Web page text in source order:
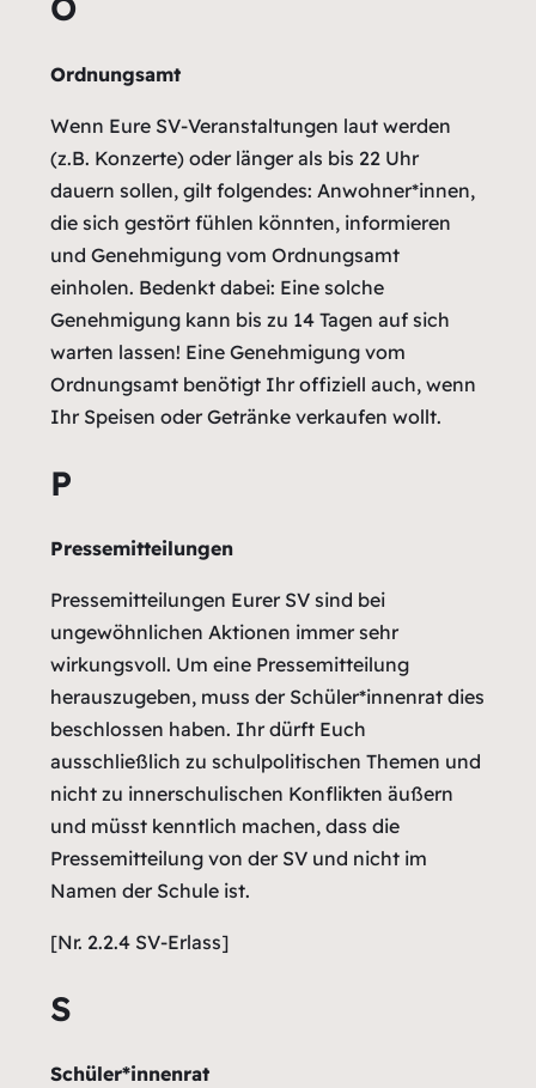
Ordnungsamt
Wenn Eure SV-Veranstaltungen laut werden
(z.B. Konzerte) oder länger als bis 22 Uhr
dauern sollen, gilt folgendes: Anwohner*innen,
die sich gestört fühlen könnten, informieren
und Genehmigung vom Ordnungsamt
einholen. Bedenkt dabei: Eine solche
Genehmigung kann bis zu 14 Tagen auf sich
warten lassen! Eine Genehmigung vom
Ordnungsamt benötigt Ihr offiziell auch, wenn
Ihr Speisen oder Getränke verkaufen wollt.
P
Pressemitteilungen
Pressemitteilungen Eurer SV sind bei
ungewöhnlichen Aktionen immer sehr
wirkungsvoll. Um eine Pressemitteilung
herauszugeben, muss der Schüler*innenrat dies
beschlossen haben. Ihr dürft Euch
ausschließlich zu schulpolitischen Themen und
nicht zu innerschulischen Konflikten äußern
und müsst kenntlich machen, dass die
Pressemitteilung von der SV und nicht im
Namen der Schule ist.
[Nr. 2.2.4 SV-Erlass]
S
Schüler*innenrat